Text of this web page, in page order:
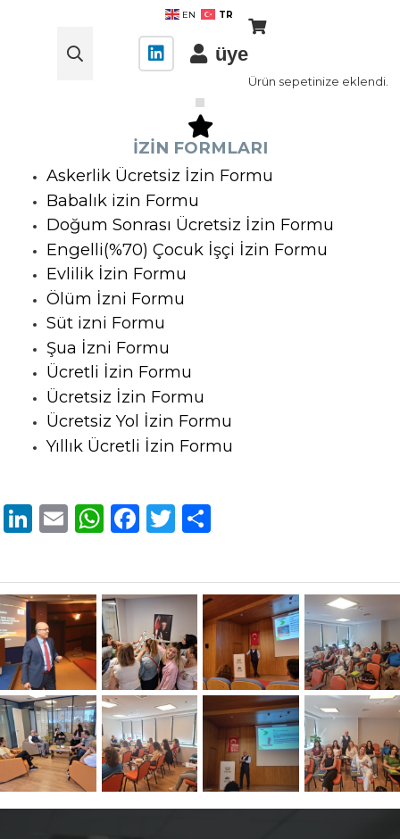
EN TR
üye
Ürün sepetinize eklendi.
İZİN FORMLARI
Askerlik Ücretsiz İzin Formu
Babalık izin Formu
Doğum Sonrası Ücretsiz İzin Formu
Engelli(%70) Çocuk İşçi İzin Formu
Evlilik İzin Formu
Ölüm İzni Formu
Süt izni Formu
Şua İzni Formu
Ücretli İzin Formu
Ücretsiz İzin Formu
Ücretsiz Yol İzin Formu
Yıllık Ücretli İzin Formu
LinkedIn
EmailWhatsApp
Facebook
Twitter